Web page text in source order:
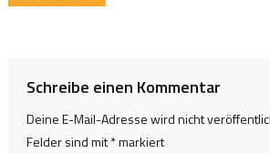
Schreibe einen Kommentar
Deine E-Mail-Adresse wird nicht
Felder sind mit*markiert